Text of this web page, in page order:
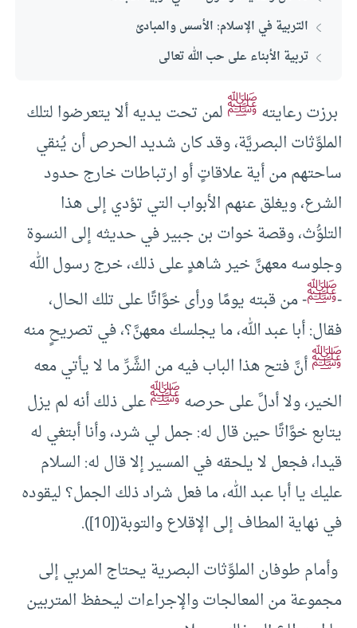
التربية في الإسلام: الأسس والمبادئ
تربية الأبناء على حب الله تعالى
برزت رعايتهﷺلمن تحت يديه ألا يتعرضوا لتلك
الملوِّثات البصريَّة، وقد كان شديد الحرص أن يُنقي
ساحتهم من أية علاقاتٍ أو ارتباطات خارج حدود
الشرع، ويغلق عنهم الأبواب التي تؤدي إلى هذا
التلوُّث، وقصة خوات بن جبير في حديثه إلى النسوة
وجلوسه معهنَّ خير شاهدٍ على ذلك، خرج رسول الله
-ﷺ- من قبته يومًا ورأى خوَّاتًا على تلك الحال،
فقال: أبا عبد الله، ما يجلسك معهنَّ؟، في تصريحٍ منه
ﷺأنَّ فتح هذا الباب فيه من الشَّرِّ ما لا يأتي معه
الخير، ولا أدلَّ على حرصهﷺعلى ذلك أنه لم يزل
يتابع خوَّاتًا حين قال له: جمل لي شرد، وأنا أبتغي له
قيدا، فجعل لا يلحقه في المسير إلا قال له: السلام
عليك يا أبا عبد الله، ما فعل شراد ذلك الجمل؟ ليقوده
في نهاية المطاف إلى الإقلاع والتوبة([10]).
وأمام طوفان الملوِّثات البصرية يحتاج المربي إلى
مجموعة من المعالجات والإجراءات ليحفظ المتربين